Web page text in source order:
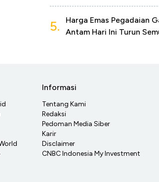
5.
Harga Emas Pegadaian
Antam Hari Ini Turun
Informasi
Tentang Kami
Redaksi
Pedoman Media Siber
Karir
Disclaimer
CNBC Indonesia My Investment